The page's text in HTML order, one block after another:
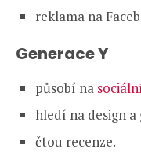
reklama na
Generace Y
působí na
hledí na design
čtou recenze.